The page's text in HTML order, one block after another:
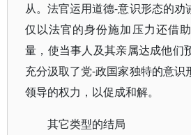
从。法官运用道德-意识形态的劝
仅以法官的身份施加压力还借
量，使当事人及其亲属达成他们
充分汲取了党-政国家独特的意识
领导的权力，以促成和解。
其它类型的结局